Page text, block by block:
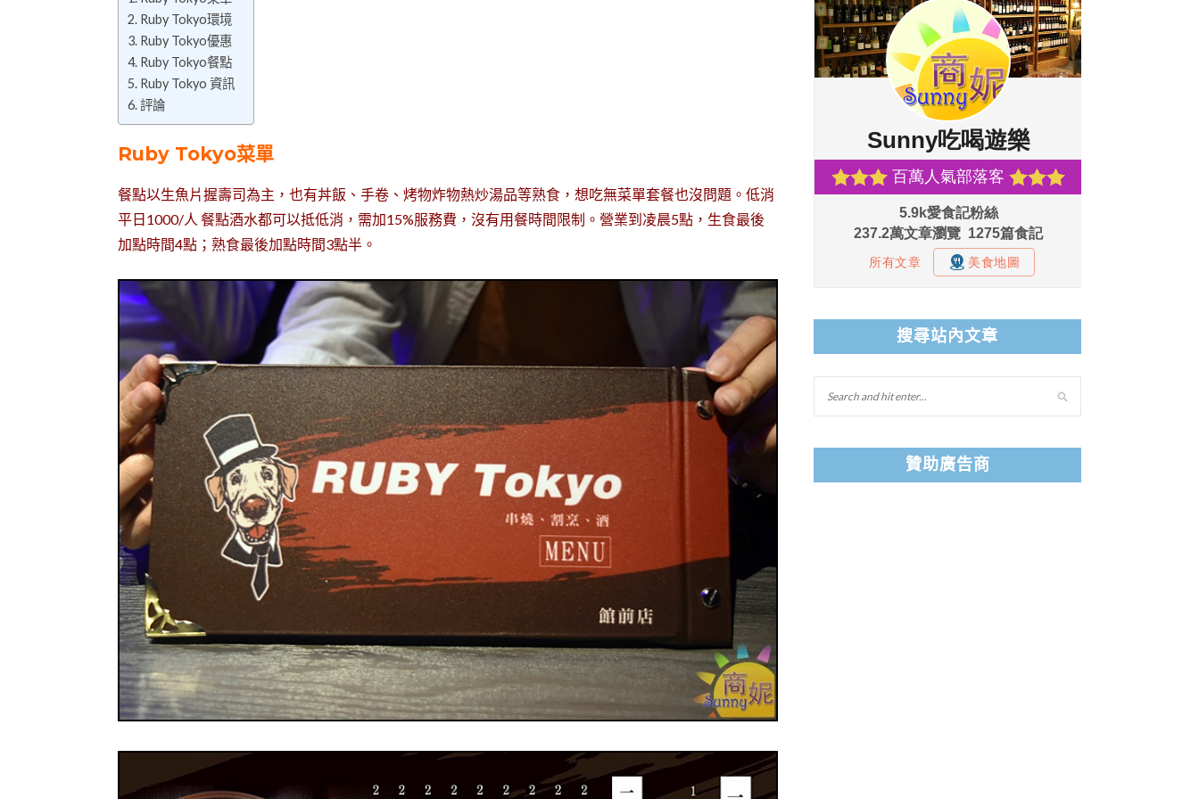
Ruby Tokyo環境
Ruby Tokyo優惠
Ruby Tokyo餐點
Ruby Tokyo 資訊
評論
Ruby Tokyo菜單
餐點以生魚片握壽司為主，也有丼飯、手卷、烤物炸物熱炒湯品等熟食，想吃無菜單套餐也沒問題。低消
平日1000/人 餐點酒水都可以抵低消，需加15%服務費，沒有用餐時間限制。營業到凌晨5點，生食最後
加點時間4點；熟食最後加點時間3點半。
搜尋站內文章
贊助廣告商